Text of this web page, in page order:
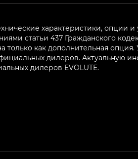
характеристики, опции и
статьи 437 Гражданского
как дополнительная
дилеров. Актуальную
дилеров EVOLUTE.